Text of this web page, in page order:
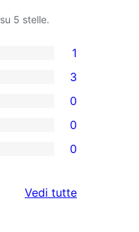
su 5 stelle.
1
3
0
0
0
Vedi tuttele